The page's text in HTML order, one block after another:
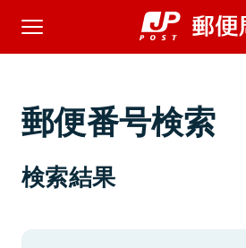
郵便番号検索
検索結果